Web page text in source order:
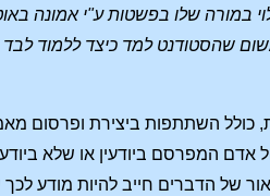
שלו בפשטות ע"י אמונה
שהסטודנט למד כיצד ללמוד
כולל השתתפות ביצירת ופרסום
אדם המפרסם ביודעין או שלא
של הדברים חייב להיות מודע